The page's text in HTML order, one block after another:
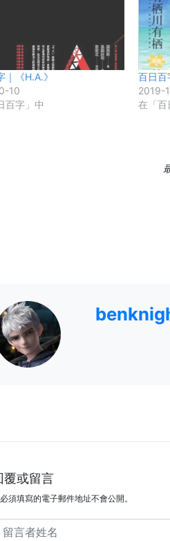
｜《H.A.》
10
百字」中
百日百
2019-
在「百
覆或留言
須填寫的電子郵件地址不會公開。